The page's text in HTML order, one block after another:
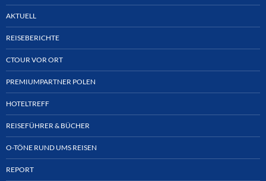
AKTUELL
REISEBERICHTE
CTOUR VOR ORT
PREMIUMPARTNER POLEN
HOTELTREFF
REISEFÜHRER & BÜCHER
O-TÖNE RUND UMS REISEN
REPORT